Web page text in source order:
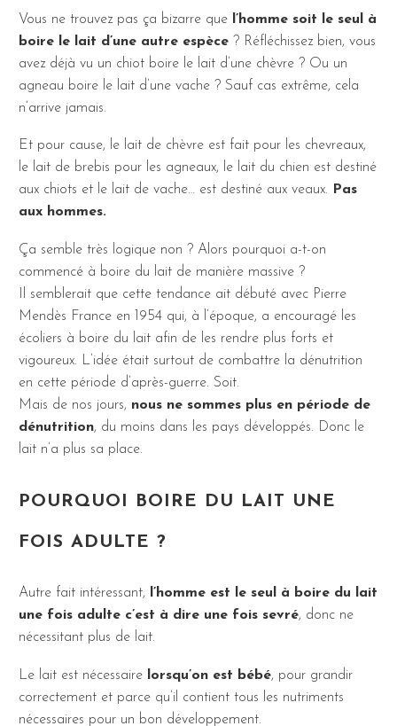
Vous ne trouvez pas ça bizarre que l’homme soit le seul à
boire le lait d’une autre espèce ? Réfléchissez bien, vous
avez déjà vu un chiot boire le lait d’une chèvre ? Ou un
agneau boire le lait d’une vache ? Sauf cas extrême, cela
n’arrive jamais.
Et pour cause, le lait de chèvre est fait pour les chevreaux,
le lait de brebis pour les agneaux, le lait du chien est destiné
aux chiots et le lait de vache… est destiné aux veaux. Pas
aux hommes.
Ça semble très logique non ? Alors pourquoi a-t-on
commencé à boire du lait de manière massive ?
Il semblerait que cette tendance ait débuté avec Pierre
Mendès France en 1954 qui, à l’époque, a encouragé les
écoliers à boire du lait afin de les rendre plus forts et
vigoureux. L’idée était surtout de combattre la dénutrition
en cette période d’après-guerre. Soit.
Mais de nos jours, nous ne sommes plus en période de
dénutrition, du moins dans les pays développés. Donc le
lait n’a plus sa place.
POURQUOI BOIRE DU LAIT UNE
FOIS ADULTE ?
Autre fait intéressant,
l’homme est le seul à boire du lait
une fois adulte c’est à dire une fois sevré, donc ne
nécessitant plus de lait.
Le lait est nécessaire lorsqu’on est bébé, pour grandir
correctement et parce qu’il contient tous les nutriments
nécessaires pour un bon développement.